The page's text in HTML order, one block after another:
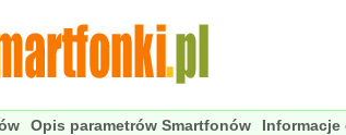
Opis parametrów Smartfonów Informacje